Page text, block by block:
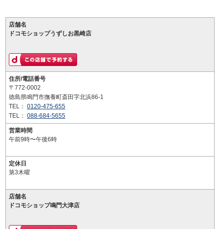
店舗名
ドコモショップうずしお黒崎店
住所/電話番号
〒772-0002
徳島県鳴門市撫養町斎田字北浜86-1
TEL： 0120-475-655
TEL： 088-684-5655
営業時間
午前9時〜午後6時
定休日
第3木曜
店舗名
ドコモショップ鳴門大津店